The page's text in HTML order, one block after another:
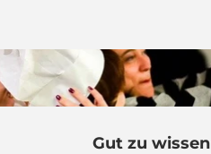
Gut zu wissen